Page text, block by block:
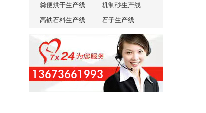
粪便烘干生产线
机制砂生产线
高铁石料生产线
石子生产线